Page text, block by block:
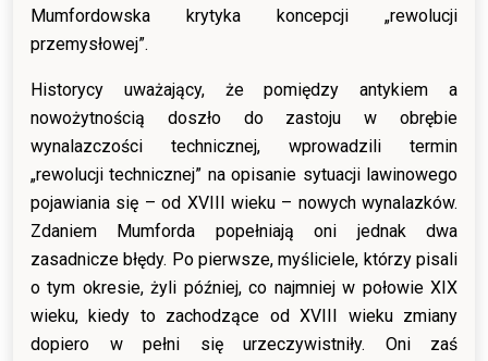
Mumfordowska krytyka koncepcji „rewolucji
przemysłowej”.
Historycy uważający, że pomiędzy antykiem a
nowożytnością doszło do zastoju w obrębie
wynalazczości technicznej, wprowadzili termin
„rewolucji technicznej” na opisanie sytuacji lawinowego
pojawiania się – od XVIII wieku – nowych wynalazków.
Zdaniem Mumforda popełniają oni jednak dwa
zasadnicze błędy. Po pierwsze, myśliciele, którzy pisali
o tym okresie, żyli później, co najmniej w połowie XIX
wieku, kiedy to zachodzące od XVIII wieku zmiany
dopiero w pełni się urzeczywistniły. Oni zaś